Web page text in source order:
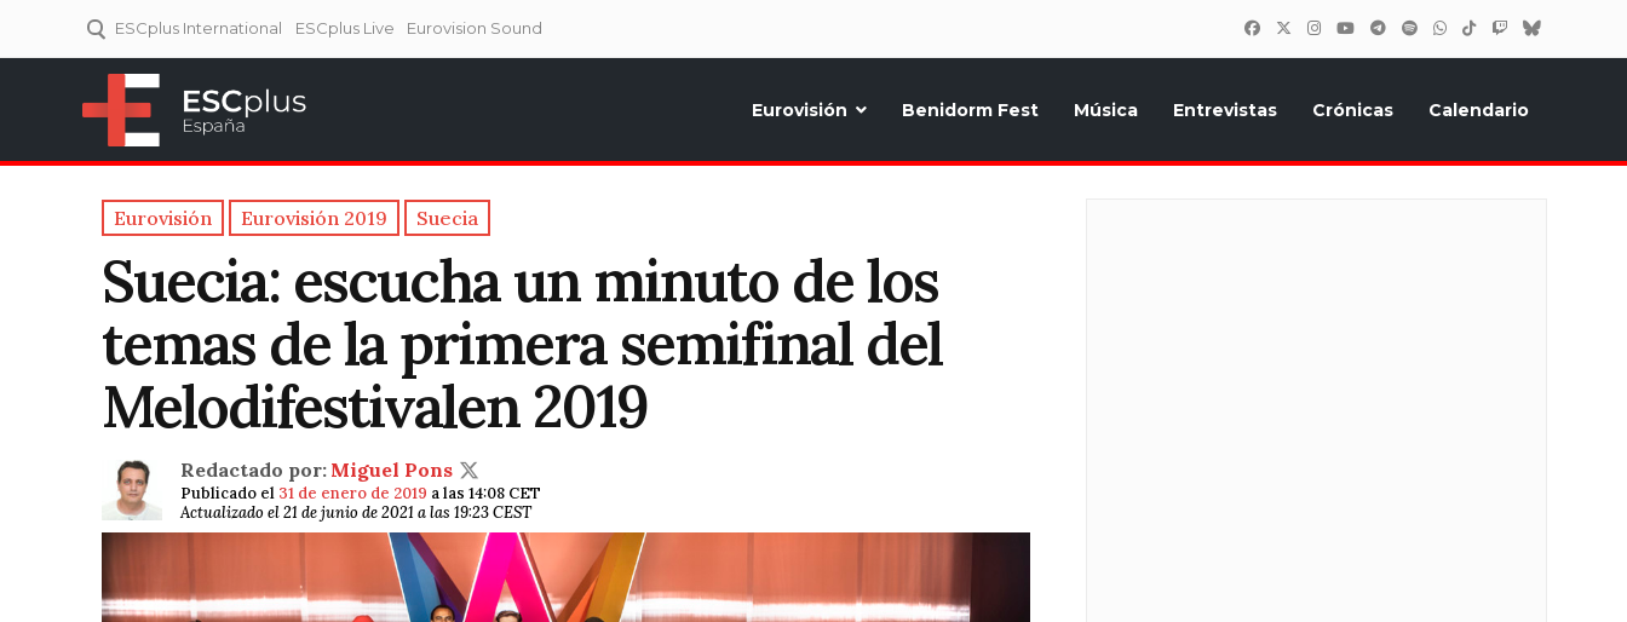
ESCplus International ESCplus Live Eurovision Sound
Eurovisión Benidorm Fest Música Entrevistas Crónicas Calendario
Eurovisión Eurovisión 2019 Suecia
Suecia: escucha un minuto de los
temas de la primera semifinal del
Melodifestivalen 2019
Redactado por: Miguel Pons
Publicado el 31 de enero de 2019 a las 14:08 CET
Actualizado el 21 de junio de 2021 a las 19:23 CEST